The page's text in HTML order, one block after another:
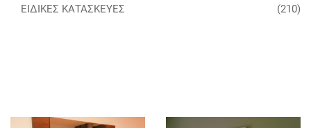
ΕΙΔΙΚΕΣ ΚΑΤΑΣΚΕΥΕΣ
(210)